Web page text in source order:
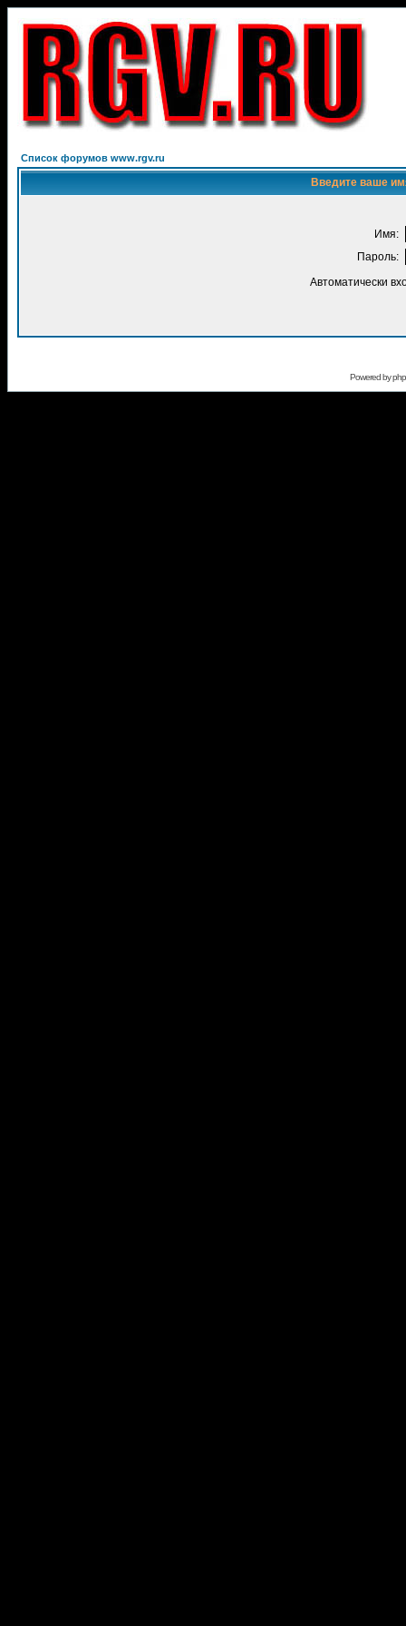
Список форумов www.rgv.ru
Введите ваше
Имя:
Пароль:
Автоматически
Powered by